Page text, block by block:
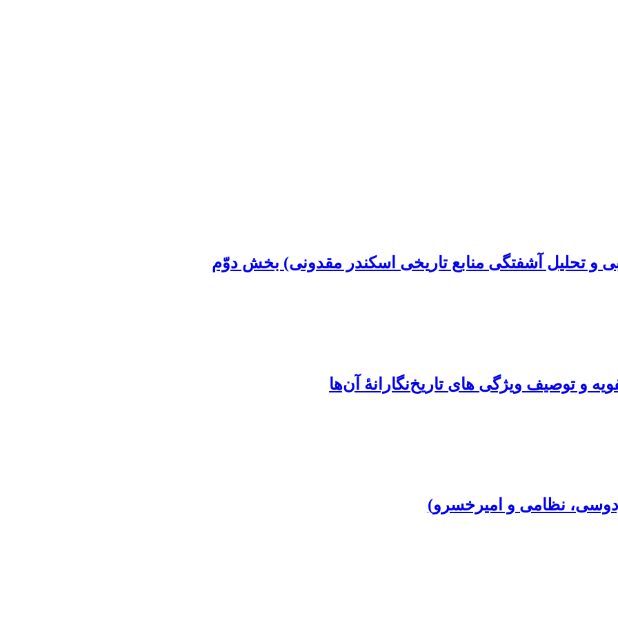
و تحلیل آشفتگی منابع تاریخی اسکندر مقدونی) بخش دوّم
و توصیف ویژگی‏ های تاریخ‌نگارانۀ آن‌ها
نظامی و امیرخسرو)